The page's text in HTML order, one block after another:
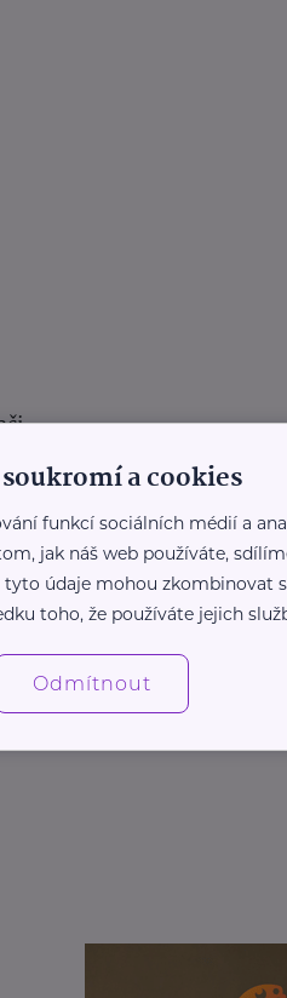
a cookies
funkcí sociálních médií a
jak náš web používáte,
tyto údaje mohou zkombinovat
toho, že používáte jejich
Odmítnout